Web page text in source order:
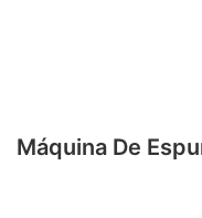
Máquina De